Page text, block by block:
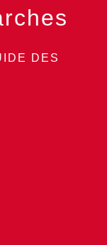
DES